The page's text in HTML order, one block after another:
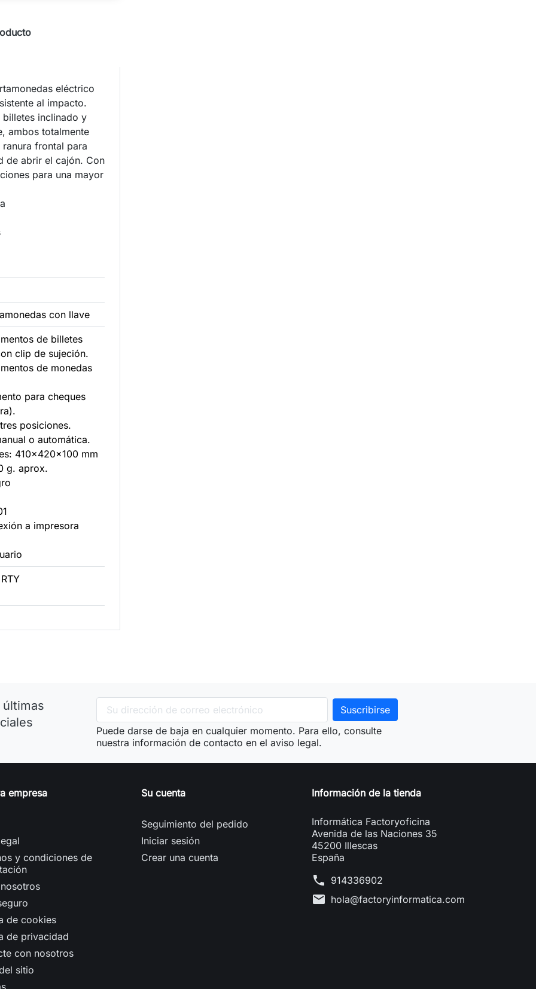
eléctrico
al impacto.
inclinado y
ambos totalmente
frontal para
de abrir el cajón. Con
para una mayor
con llave
de billetes
clip de sujeción.
de monedas
para cheques
posiciones.
o automática.
410x420x100 mm
g. aprox.
a impresora
Puede darse de baja en cualquier momento. Para ello, consulte
nuestra información de contacto en el aviso legal.
empresa
y condiciones de
de cookies
de privacidad
con nosotros
sitio
Su cuenta
Seguimiento del pedido
Iniciar sesión
Crear una cuenta
Información de la tienda
Informática Factoryoficina
Avenida de las Naciones 35
45200 Illescas
España
phone 914336902
mail hola@factoryinformatica.com